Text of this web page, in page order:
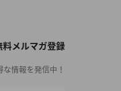
料メルマガ登録
情報を発信中！